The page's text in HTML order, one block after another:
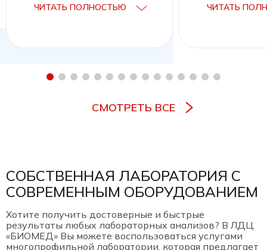
ЧИТАТЬ ПОЛНОСТЬЮ
лучшую сторону: начали
25-го, начало 26-го стало
переломным моментом в моей
классно жить без болей и
избавилась от депрессии, с
существовать.
Спасибо вам огромное, что
смогли и вернули меня к
жизни. Из безысходного
просто не хотелось уже жить,
вытащить в мир полон жизни –
это дорого стоит!
Спасибо за бесценные советы,
ЧИТАТЬ
девочка —
СМОТРЕТЬ ВСЕ
СОБСТВЕННАЯ ЛАБОРАТОРИЯ С
СОВРЕМЕННЫМ ОБОРУДОВАНИЕМ
Хотите получить достоверные и быстрые
результаты любых лабораторных анализов? В ЛДЦ
«БИОМЕД» Вы можете воспользоваться услугами
многопрофильной лаборатории, которая предлагает